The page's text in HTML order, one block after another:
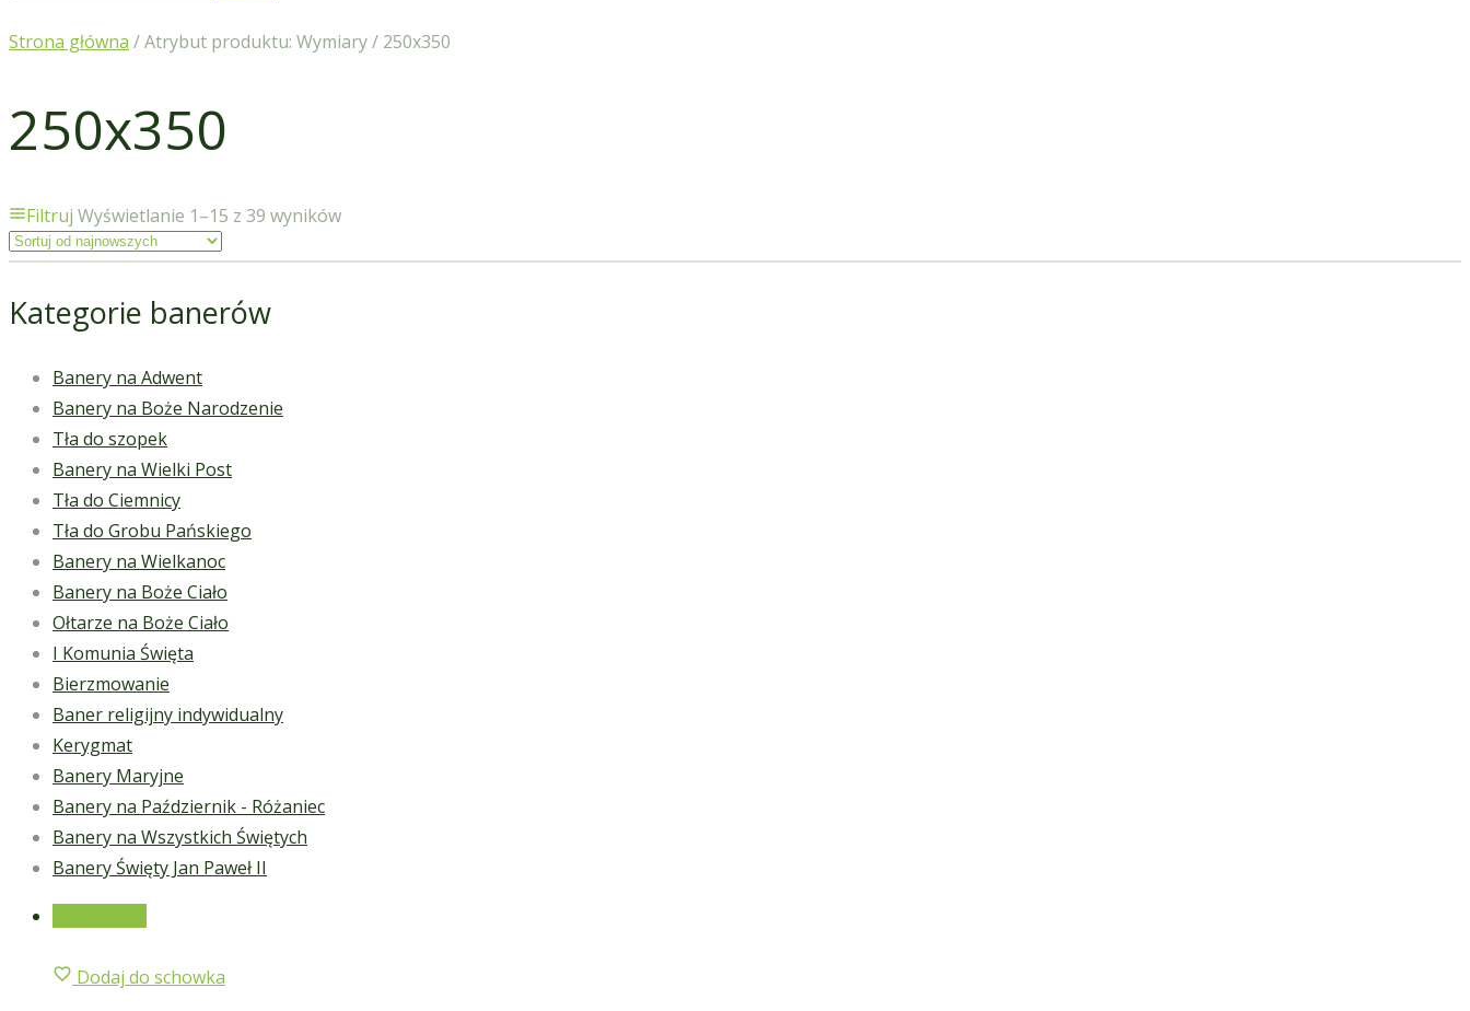
Strona główna / Atrybut produktu: Wymiary / 250x350
250x350
Filtruj Wyświetlanie 1–15 z 39 wyników
Kategorie banerów
Banery na Adwent
Banery na Boże Narodzenie
Tła do szopek
Banery na Wielki Post
Tła do Ciemnicy
Tła do Grobu Pańskiego
Banery na Wielkanoc
Banery na Boże Ciało
Ołtarze na Boże Ciało
I Komunia Święta
Bierzmowanie
Baner religijny indywidualny
Kerygmat
Banery Maryjne
Banery na Październik - Różaniec
Banery na Wszystkich Świętych
Banery Święty Jan Paweł II
Dodaj do schowka